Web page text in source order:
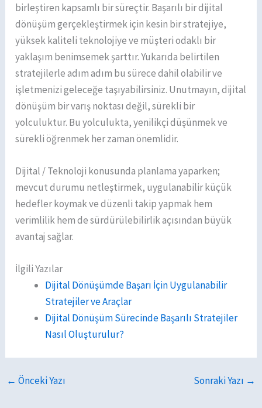
birleştiren kapsamlı bir süreçtir. Başarılı bir dijital
dönüşüm gerçekleştirmek için kesin bir stratejiye,
yüksek kaliteli teknolojiye ve müşteri odaklı bir
yaklaşım benimsemek şarttır. Yukarıda belirtilen
stratejilerle adım adım bu sürece dahil olabilir ve
işletmenizi geleceğe taşıyabilirsiniz. Unutmayın, dijital
dönüşüm bir varış noktası değil, sürekli bir
yolculuktur. Bu yolculukta, yenilikçi düşünmek ve
sürekli öğrenmek her zaman önemlidir.
Dijital / Teknoloji konusunda planlama yaparken;
mevcut durumu netleştirmek, uygulanabilir küçük
hedefler koymak ve düzenli takip yapmak hem
verimlilik hem de sürdürülebilirlik açısından büyük
avantaj sağlar.
İlgili Yazılar
Dijital Dönüşümde Başarı İçin Uygulanabilir
Stratejiler ve Araçlar
Dijital Dönüşüm Sürecinde Başarılı Stratejiler
Nasıl Oluşturulur?
← Önceki Yazı Sonraki Yazı →